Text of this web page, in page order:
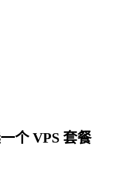
个 VPS 套餐